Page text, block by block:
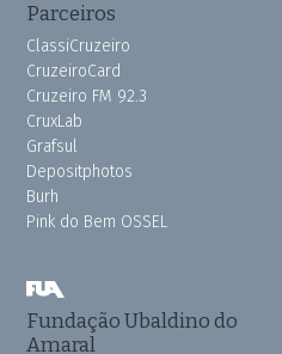
Parceiros
ClassiCruzeiro
CruzeiroCard
Cruzeiro FM 92.3
CruxLab
Grafsul
Depositphotos
Burh
Pink do Bem OSSEL
Fundação Ubaldino do
Amaral